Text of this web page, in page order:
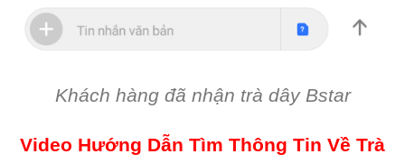
Khách hàng đã nhận trà dây Bstar
Video Hướng Dẫn Tìm Thông Tin Về Trà